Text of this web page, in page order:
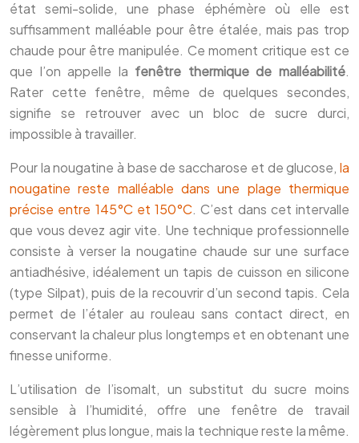
état semi-solide, une phase éphémère où elle est
suffisamment malléable pour être étalée, mais pas trop
chaude pour être manipulée. Ce moment critique est ce
que l’on appelle la fenêtre thermique de malléabilité.
Rater cette fenêtre, même de quelques secondes,
signifie se retrouver avec un bloc de sucre durci,
impossible à travailler.
Pour la nougatine à base de saccharose et de glucose, la
nougatine reste malléable dans une plage thermique
précise entre 145°C et 150°C. C’est dans cet intervalle
que vous devez agir vite. Une technique professionnelle
consiste à verser la nougatine chaude sur une surface
antiadhésive, idéalement un tapis de cuisson en silicone
(type Silpat), puis de la recouvrir d’un second tapis. Cela
permet de l’étaler au rouleau sans contact direct, en
conservant la chaleur plus longtemps et en obtenant une
finesse uniforme.
L’utilisation de l’isomalt, un substitut du sucre moins
sensible à l’humidité, offre une fenêtre de travail
légèrement plus longue, mais la technique reste la même.